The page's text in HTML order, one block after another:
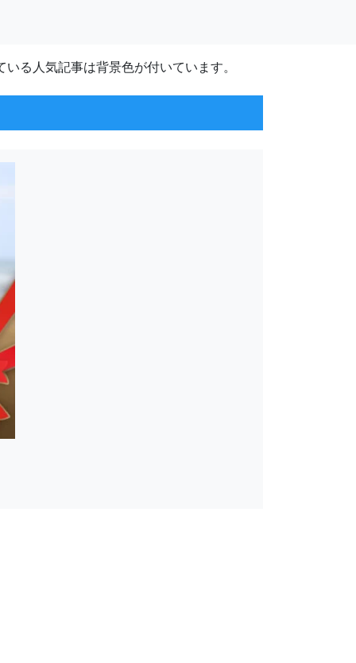
る人気記事は背景色が付いています。